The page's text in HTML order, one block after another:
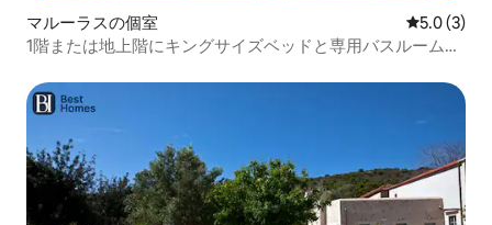
マルーラスの個室 レビュー3
5.0 (3)
1階または地上階にキングサイズベッドと専用バスルームが